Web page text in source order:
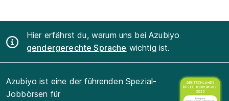
Hier erfährst du, warum uns bei Azubiyo
gendergerechte Sprache wichtig ist.
Azubiyo ist eine der führenden Spezial-
Jobbörsen für